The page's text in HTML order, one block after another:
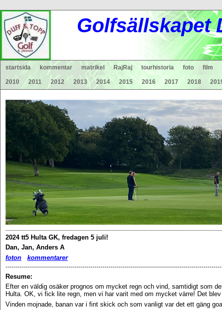
Golfsällskapet
startsida kommentar matrikel RajRaj tourhistoria foto film
2010 2011 2012 2013 2014 2015 2016 2017 2018
2024 tt5 Hulta GK, fredagen 5 juli!
Dan, Jan, Anders A
foton kommentarer
Resume:
Efter en väldig osäker prognos om mycket regn och vind, samtidigt som
Hulta. OK, vi fick lite regn, men vi har varit med om mycket värre! Det
Vinden mojnade, banan var i fint skick och som vanligt var det ett gäng